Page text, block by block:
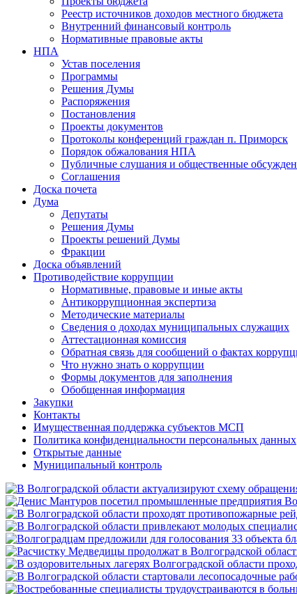
Реестр источников доходов местного бюджета
Внутренний финансовый контроль
Нормативные правовые акты
НПА
Устав поселения
Программы
Решения Думы
Распоряжения
Постановления
Проекты документов
Протоколы конференций граждан п. Приморск
Порядок обжалования НПА
Публичные слушания и общественные
Соглашения
Доска почета
Дума
Депутаты
Решения Думы
Проекты решений Думы
Фракции
Доска объявлений
Противодействие коррупции
Нормативные, правовые и иные акты
Антикоррупционная экспертиза
Методические материалы
Сведения о доходах муниципальных служащих
Аттестационная комиссия
Обратная связь для сообщений о фактах
Что нужно знать о коррупции
Формы документов для заполнения
Обобщенная информация
Закупки
Контакты
Имущественная поддержка субъектов МСП
Политика конфиденциальности персональных данных
Открытые данные
Муниципальный контроль